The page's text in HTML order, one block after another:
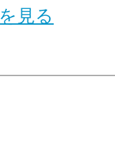
見る